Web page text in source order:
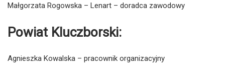
Małgorzata Rogowska – Lenart – doradca zawodowy
Powiat Kluczborski:
Agnieszka Kowalska – pracownik organizacyjny